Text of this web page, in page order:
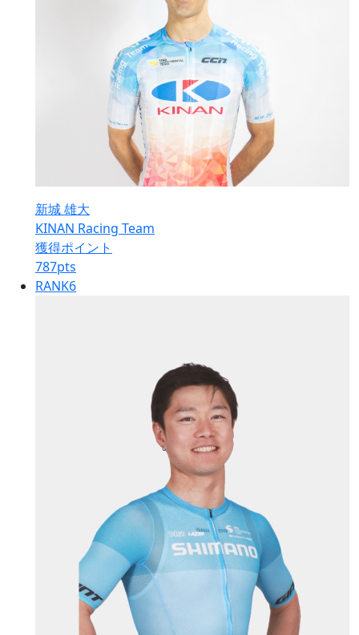
新城 雄大
KINAN Racing Team
獲得ポイント
787pts
RANK6